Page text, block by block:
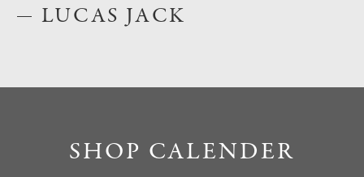
LUCAS JACK
SHOP CALENDER